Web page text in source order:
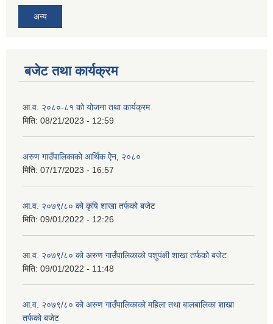
अन्य
बजेट तथा कार्यक्रम
आ.व. २०८०-८१ को योजना तथा कार्यक्रम
मिति: 08/21/2023 - 12:59
अरुण गाउँपालिकाको आर्थिक ऐेन, २०८०
मिति: 07/17/2023 - 16:57
आ.व. २०७९/८० को कृषि शाखा तर्फको बजेट
मिति: 09/01/2022 - 12:26
आ.व. २०७९/८० को अरुण गाउँपालिकाको पशुपंक्षी शाखा तर्फको बजेट
मिति: 09/01/2022 - 11:48
आ.व. २०७९/८० को अरुण गाउँपालिकाको महिला तथा बालबालिका शाखा
तर्फको बजेट